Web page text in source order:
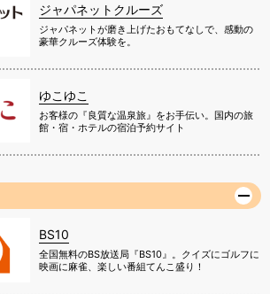
ジャパネットクルーズ
ジャパネットが磨き上げたおもてなしで、感動の
豪華クルーズ体験を。
ゆこゆこ
お客様の『良質な温泉旅』をお手伝い。国内の旅
館・宿・ホテルの宿泊予約サイト
BS10
全国無料のBS放送局『BS10』。クイズにゴルフに
映画に麻雀、楽しい番組てんこ盛り！